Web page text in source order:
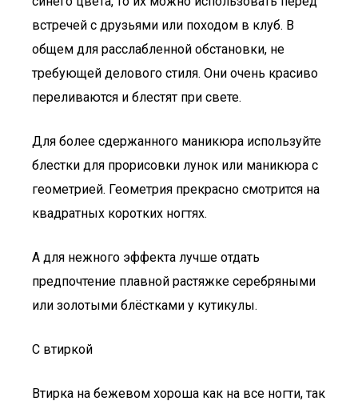
встречей с друзьями или походом в клуб. В
общем для расслабленной обстановки, не
требующей делового стиля. Они очень красиво
переливаются и блестят при свете.
Для более сдержанного маникюра используйте
блестки для прорисовки лунок или маникюра с
геометрией. Геометрия прекрасно смотрится на
квадратных коротких ногтях.
А для нежного эффекта лучше отдать
предпочтение плавной растяжке серебряными
или золотыми блёстками у кутикулы.
С втиркой
Втирка на бежевом хороша как на все ногти, так